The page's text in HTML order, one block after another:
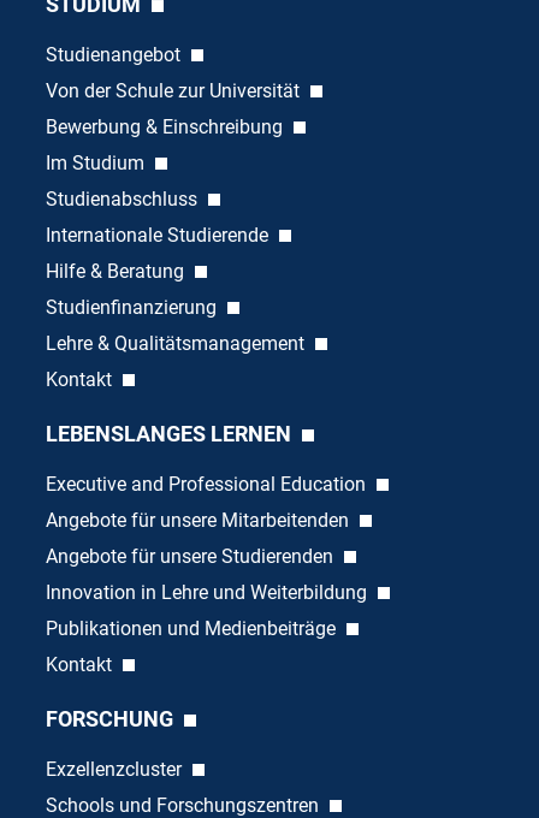
Studienangebot
Von der Schule zur Universität
Bewerbung & Einschreibung
Im Studium
Studienabschluss
Internationale Studierende
Hilfe & Beratung
Studienfinanzierung
Lehre & Qualitätsmanagement
Kontakt
LEBENSLANGES LERNEN
Executive and Professional Education
Angebote für unsere Mitarbeitenden
Angebote für unsere Studierenden
Innovation in Lehre und Weiterbildung
Publikationen und Medienbeiträge
Kontakt
FORSCHUNG
Exzellenzcluster
Schools und Forschungszentren